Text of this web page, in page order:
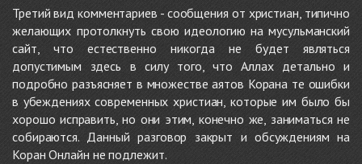
Третий вид комментариев - сообщения от христиан, типично
желающих протолкнуть свою идеологию на мусульманский
сайт, что естественно никогда не будет являться
допустимым здесь в силу того, что Аллах детально и
подробно разъясняет в множестве аятов Корана те ошибки
в убеждениях современных христиан, которые им было бы
хорошо исправить, но они этим, конечно же, заниматься не
собираются. Данный разговор закрыт и обсуждениям на
Коран Онлайн не подлежит.